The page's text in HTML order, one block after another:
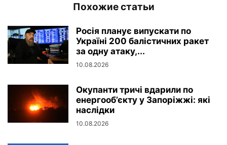
Похожие статьи
Росія планує випускати по
Україні 200 балістичних ракет
за одну атаку,...
10.08.2026
Окупанти тричі вдарили по
енергооб’єкту у Запоріжжі: які
наслідки
10.08.2026